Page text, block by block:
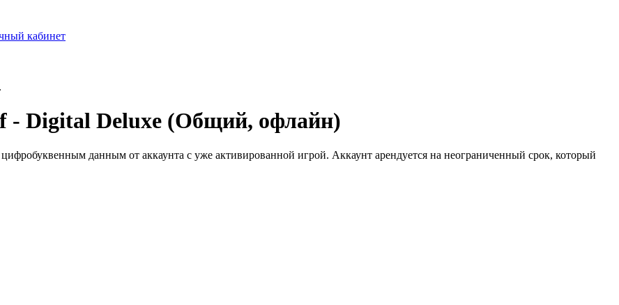
кабинет
- Digital Deluxe (Общий, офлайн)
данным от аккаунта с уже активированной игрой. Аккаунт арендуется на неограниченный срок, который